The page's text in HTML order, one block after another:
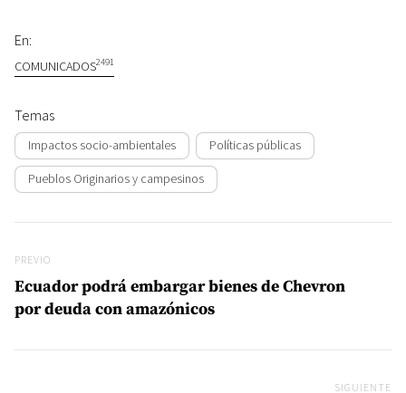
En:
COMUNICADOS2491
Temas
Impactos socio-ambientales Políticas públicas
Pueblos Originarios y campesinos
Previo
PREVIO
Ecuador podrá embargar bienes de Chevron
por deuda con amazónicos
SIGUIENTE